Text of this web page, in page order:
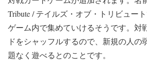
Tribute / テイルズ・オブ・トリビュート
ゲーム内で集めていけるそうです。対
ドをシャッフルするので、新規の人の
題なく遊べるとのことです。